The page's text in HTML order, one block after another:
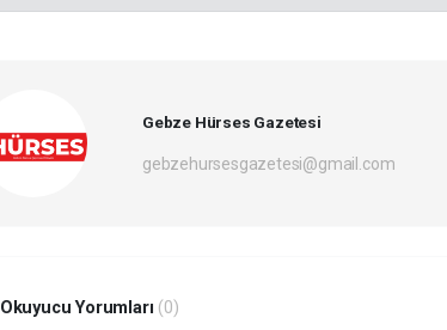
Gebze Hürses Gazetesi
gebzehursesgazetesi@gmail.com
Okuyucu Yorumları (0)